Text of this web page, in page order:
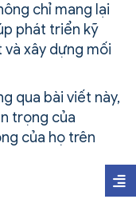
chỉ mang lại
phát triển kỹ
và xây dựng mối
qua bài viết này,
trọng của
của họ trên